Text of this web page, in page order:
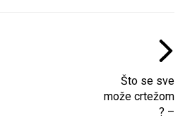
Što se sve
može crtežom
? –